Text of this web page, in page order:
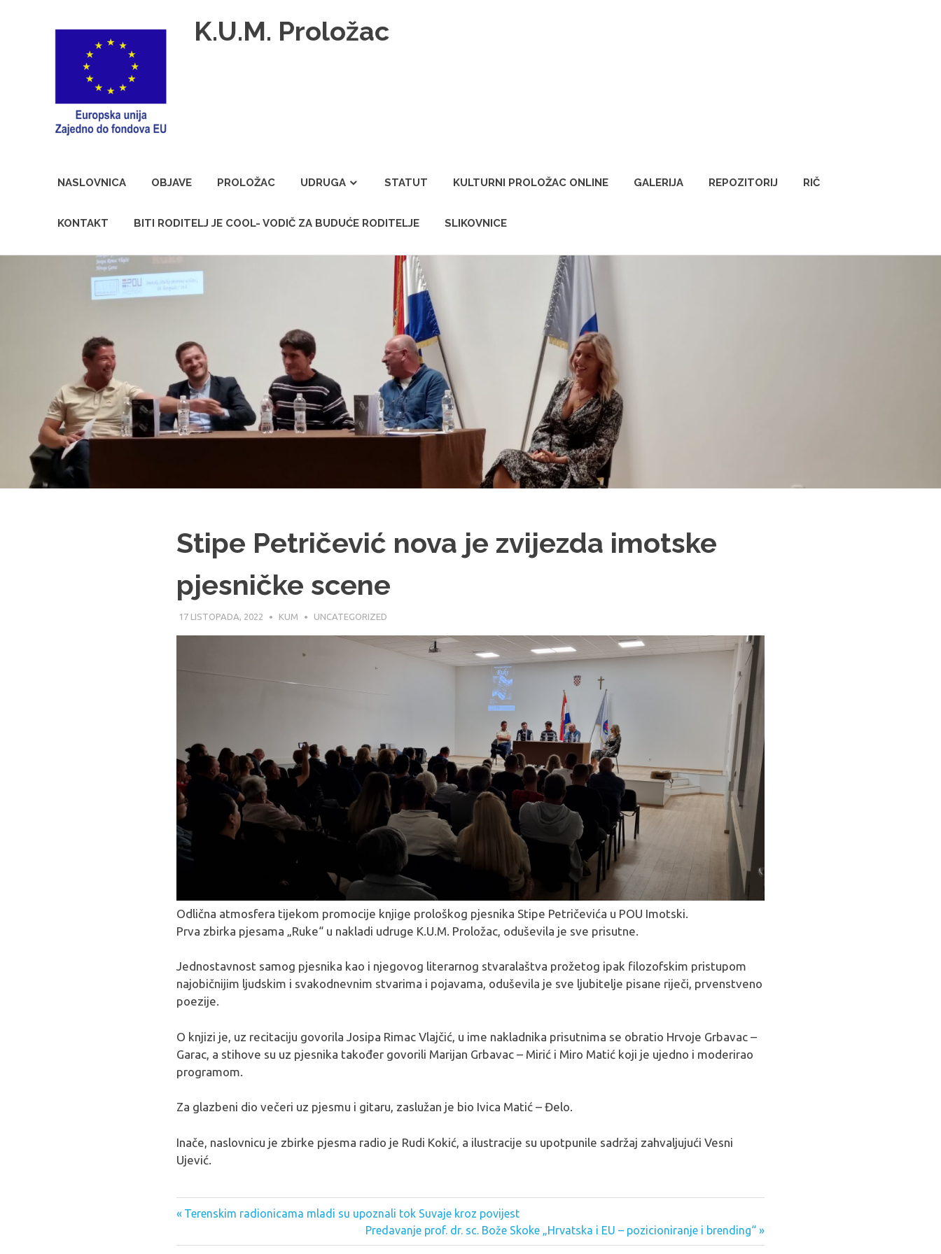
K.U.M. Proložac
Proložac
NASLOVNICA OBJAVE PROLOŽAC UDRUGA STATUT KULTURNI PROLOŽAC ONLINE GALERIJA REPOZITORIJ RIČ
KONTAKT BITI RODITELJ JE COOL- VODIČ ZA BUDUĆE RODITELJE SLIKOVNICE
Stipe Petričević nova je zvijezda imotske
pjesničke scene
17 LISTOPADA, 2022 KUM UNCATEGORIZED
Odlična atmosfera tijekom promocije knjige prološkog pjesnika Stipe Petričevića u POU Imotski.
Prva zbirka pjesama „Ruke“ u nakladi udruge K.U.M. Proložac, oduševila je sve prisutne.
Jednostavnost samog pjesnika kao i njegovog literarnog stvaralaštva prožetog ipak filozofskim pristupom
najobičnijim ljudskim i svakodnevnim stvarima i pojavama, oduševila je sve ljubitelje pisane riječi, prvenstveno
poezije.
O knjizi je, uz recitaciju govorila Josipa Rimac Vlajčić, u ime nakladnika prisutnima se obratio Hrvoje Grbavac –
Garac, a stihove su uz pjesnika također govorili Marijan Grbavac – Mirić i Miro Matić koji je ujedno i moderirao
programom.
Za glazbeni dio večeri uz pjesmu i gitaru, zaslužan je bio Ivica Matić – Đelo.
Inače, naslovnicu je zbirke pjesma radio je Rudi Kokić, a ilustracije su upotpunile sadržaj zahvaljujući Vesni
Ujević.
Navigacija
objava
Previous
Terenskim radionicama mladi su upoznali tok Suvaje kroz povijest
Next
Post:
Predavanje prof. dr. sc. Bože Skoke „Hrvatska i EU – pozicioniranje i brending“